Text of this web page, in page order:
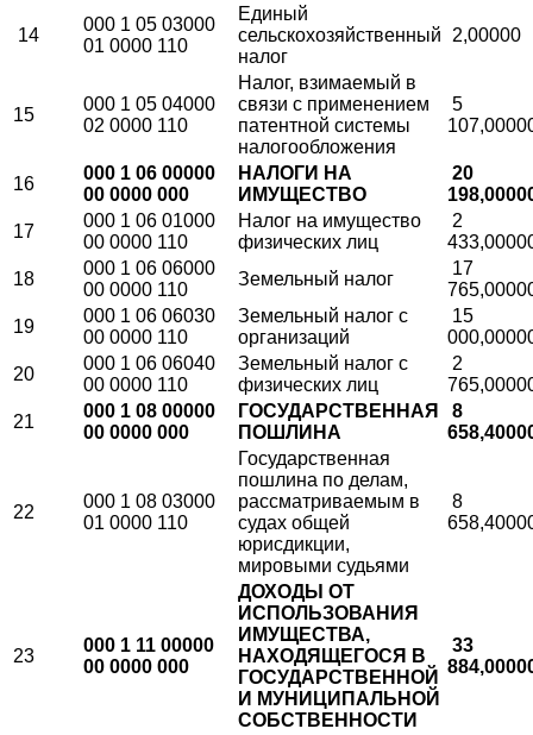
14
000 1 05 03000
01 0000 110
Единый
сельскохозяйственный
налог
2,00000
15
000 1 05 04000
02 0000 110
Налог, взимаемый в
связи с применением
патентной системы
налогообложения
5
16
000 1 06 00000
00 0000 000
НАЛОГИ НА
ИМУЩЕСТВО
20
17
000 1 06 01000
00 0000 110
Налог на имущество
физических лиц
2
18
000 1 06 06000
00 0000 110
Земельный налог
17
19
000 1 06 06030
00 0000 110
Земельный налог с
организаций
15
20
000 1 06 06040
00 0000 110
Земельный налог с
физических лиц
2
21
000 1 08 00000
00 0000 000
ГОСУДАРСТВЕННАЯ
ПОШЛИНА
8
22
000 1 08 03000
01 0000 110
Государственная
пошлина по делам,
рассматриваемым в
судах общей
юрисдикции,
мировыми судьями
8
23
000 1 11 00000
00 0000 000
ДОХОДЫ ОТ
ИСПОЛЬЗОВАНИЯ
ИМУЩЕСТВА,
НАХОДЯЩЕГОСЯ В
ГОСУДАРСТВЕННОЙ
И МУНИЦИПАЛЬНОЙ
СОБСТВЕННОСТИ
33